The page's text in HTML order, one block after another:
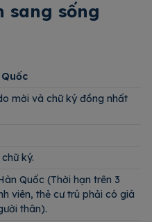
sang sống
mời và chữ ký đồng nhất
ký.
Quốc (Thời hạn trên 3
viên, thẻ cư trú phải có giá
thân).